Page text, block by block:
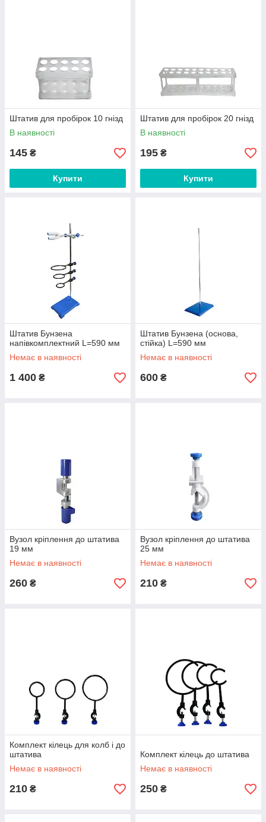
Штатив для пробірок 10 гнізд
В наявності
145 ₴
Купити
Штатив для пробірок 20 гнізд
В наявності
195 ₴
Купити
Штатив Бунзена
напівкомплектний L=590 мм
Немає в наявності
1 400 ₴
Штатив Бунзена (основа,
стійка) L=590 мм
Немає в наявності
600 ₴
Вузол кріплення до штатива
19 мм
Немає в наявності
260 ₴
Вузол кріплення до штатива
25 мм
Немає в наявності
210 ₴
Комплект кілець для колб і до
штатива
Немає в наявності
210 ₴
Комплект кілець до штатива
Немає в наявності
250 ₴